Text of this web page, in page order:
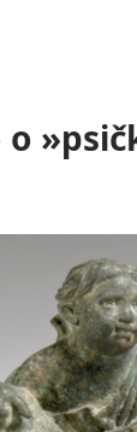
o